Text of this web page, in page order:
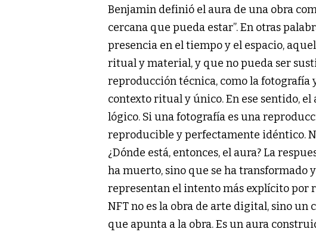
Benjamin definió el aura de una obra
cercana que pueda estar”. En otras
presencia en el tiempo y el espacio,
ritual y material, y que no pueda ser
reproducción técnica, como la fotografía
contexto ritual y único. En ese sentido,
lógico. Si una fotografía es una
reproducible y perfectamente idéntico.
¿Dónde está, entonces, el aura? La
ha muerto, sino que se ha transformado
representan el intento más explícito por
NFT no es la obra de arte digital, sino
que apunta a la obra. Es un aura